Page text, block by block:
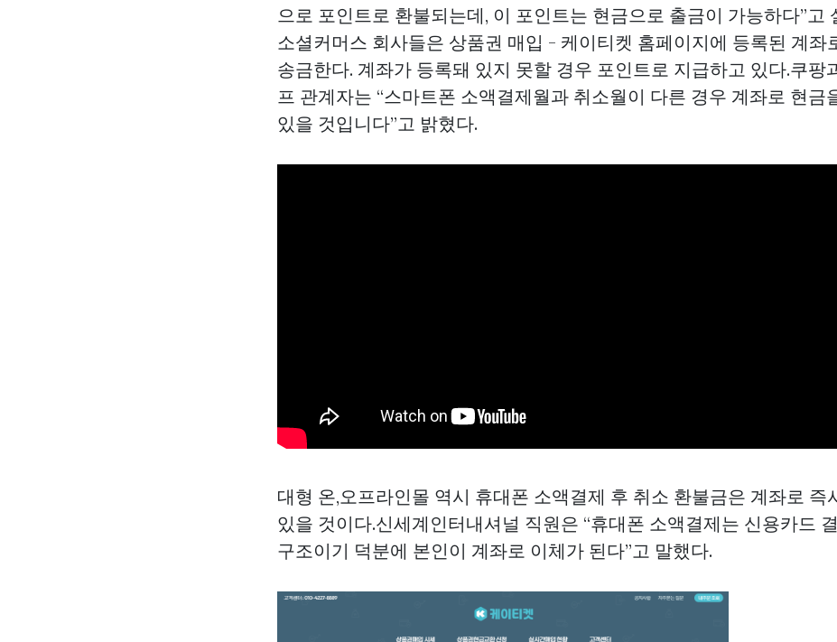
으로 포인트로 환불되는데, 이 포인트는 현금으로 출금이 가능하다”고
소셜커머스 회사들은 상품권 매입 - 케이티켓 홈페이지에 등록된 계좌
송금한다. 계좌가 등록돼 있지 못할 경우 포인트로 지급하고 있다.쿠팡
프 관계자는 “스마트폰 소액결제월과 취소월이 다른 경우 계좌로 현금
있을 것입니다”고 밝혔다.
대형 온,오프라인몰 역시 휴대폰 소액결제 후 취소 환불금은 계좌로 즉
있을 것이다.신세계인터내셔널 직원은 “휴대폰 소액결제는 신용카드
구조이기 덕분에 본인이 계좌로 이체가 된다”고 말했다.